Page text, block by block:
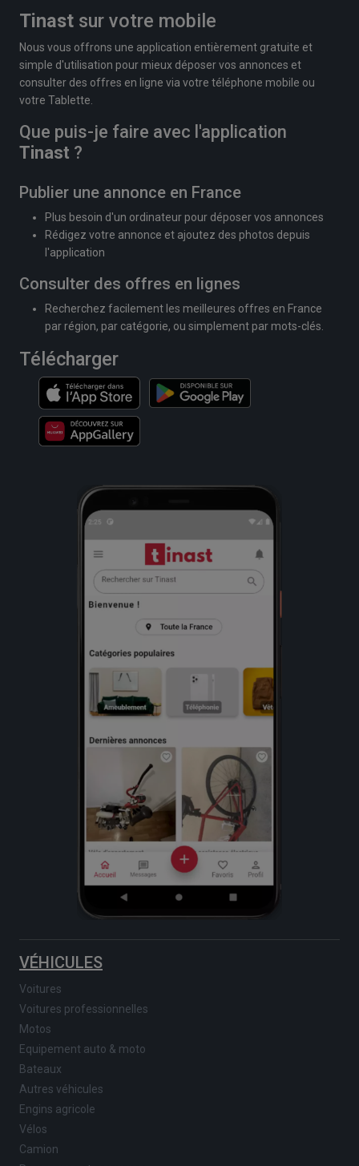
Tinast sur votre mobile
Nous vous offrons une application entièrement gratuite et
simple d'utilisation pour mieux déposer vos annonces et
consulter des offres en ligne via votre téléphone mobile ou
votre Tablette.
Que puis-je faire avec l'application
Tinast ?
Publier une annonce en France
Plus besoin d'un ordinateur pour déposer vos annonces
Rédigez votre annonce et ajoutez des photos depuis
l'application
Consulter des offres en lignes
Recherchez facilement les meilleures offres en France
par région, par catégorie, ou simplement par mots-clés.
Télécharger
VÉHICULES
Voitures
Voitures professionnelles
Motos
Equipement auto & moto
Bateaux
Autres véhicules
Engins agricole
Vélos
Camion